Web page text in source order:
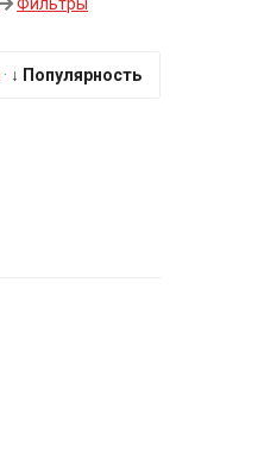
· ↓ Популярность